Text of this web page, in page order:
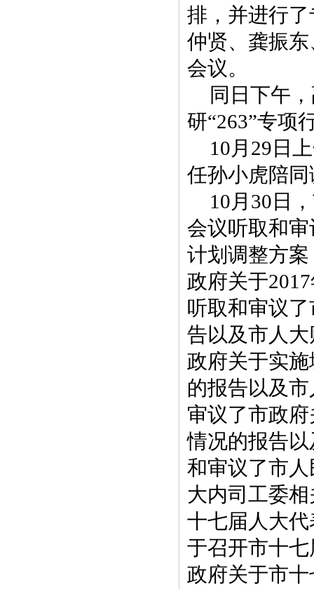
排，并进行
仲贤、龚振
会议。
同日下午
研“263”专项
10月29日
任孙小虎陪
10月30日
会议听取和
计划调整方
政府关于
听取和审议
告以及市人
政府关于实
的报告以及
审议了市政
情况的报告
和审议了市
大内司工委
十七届人大
于召开市十
政府关于市